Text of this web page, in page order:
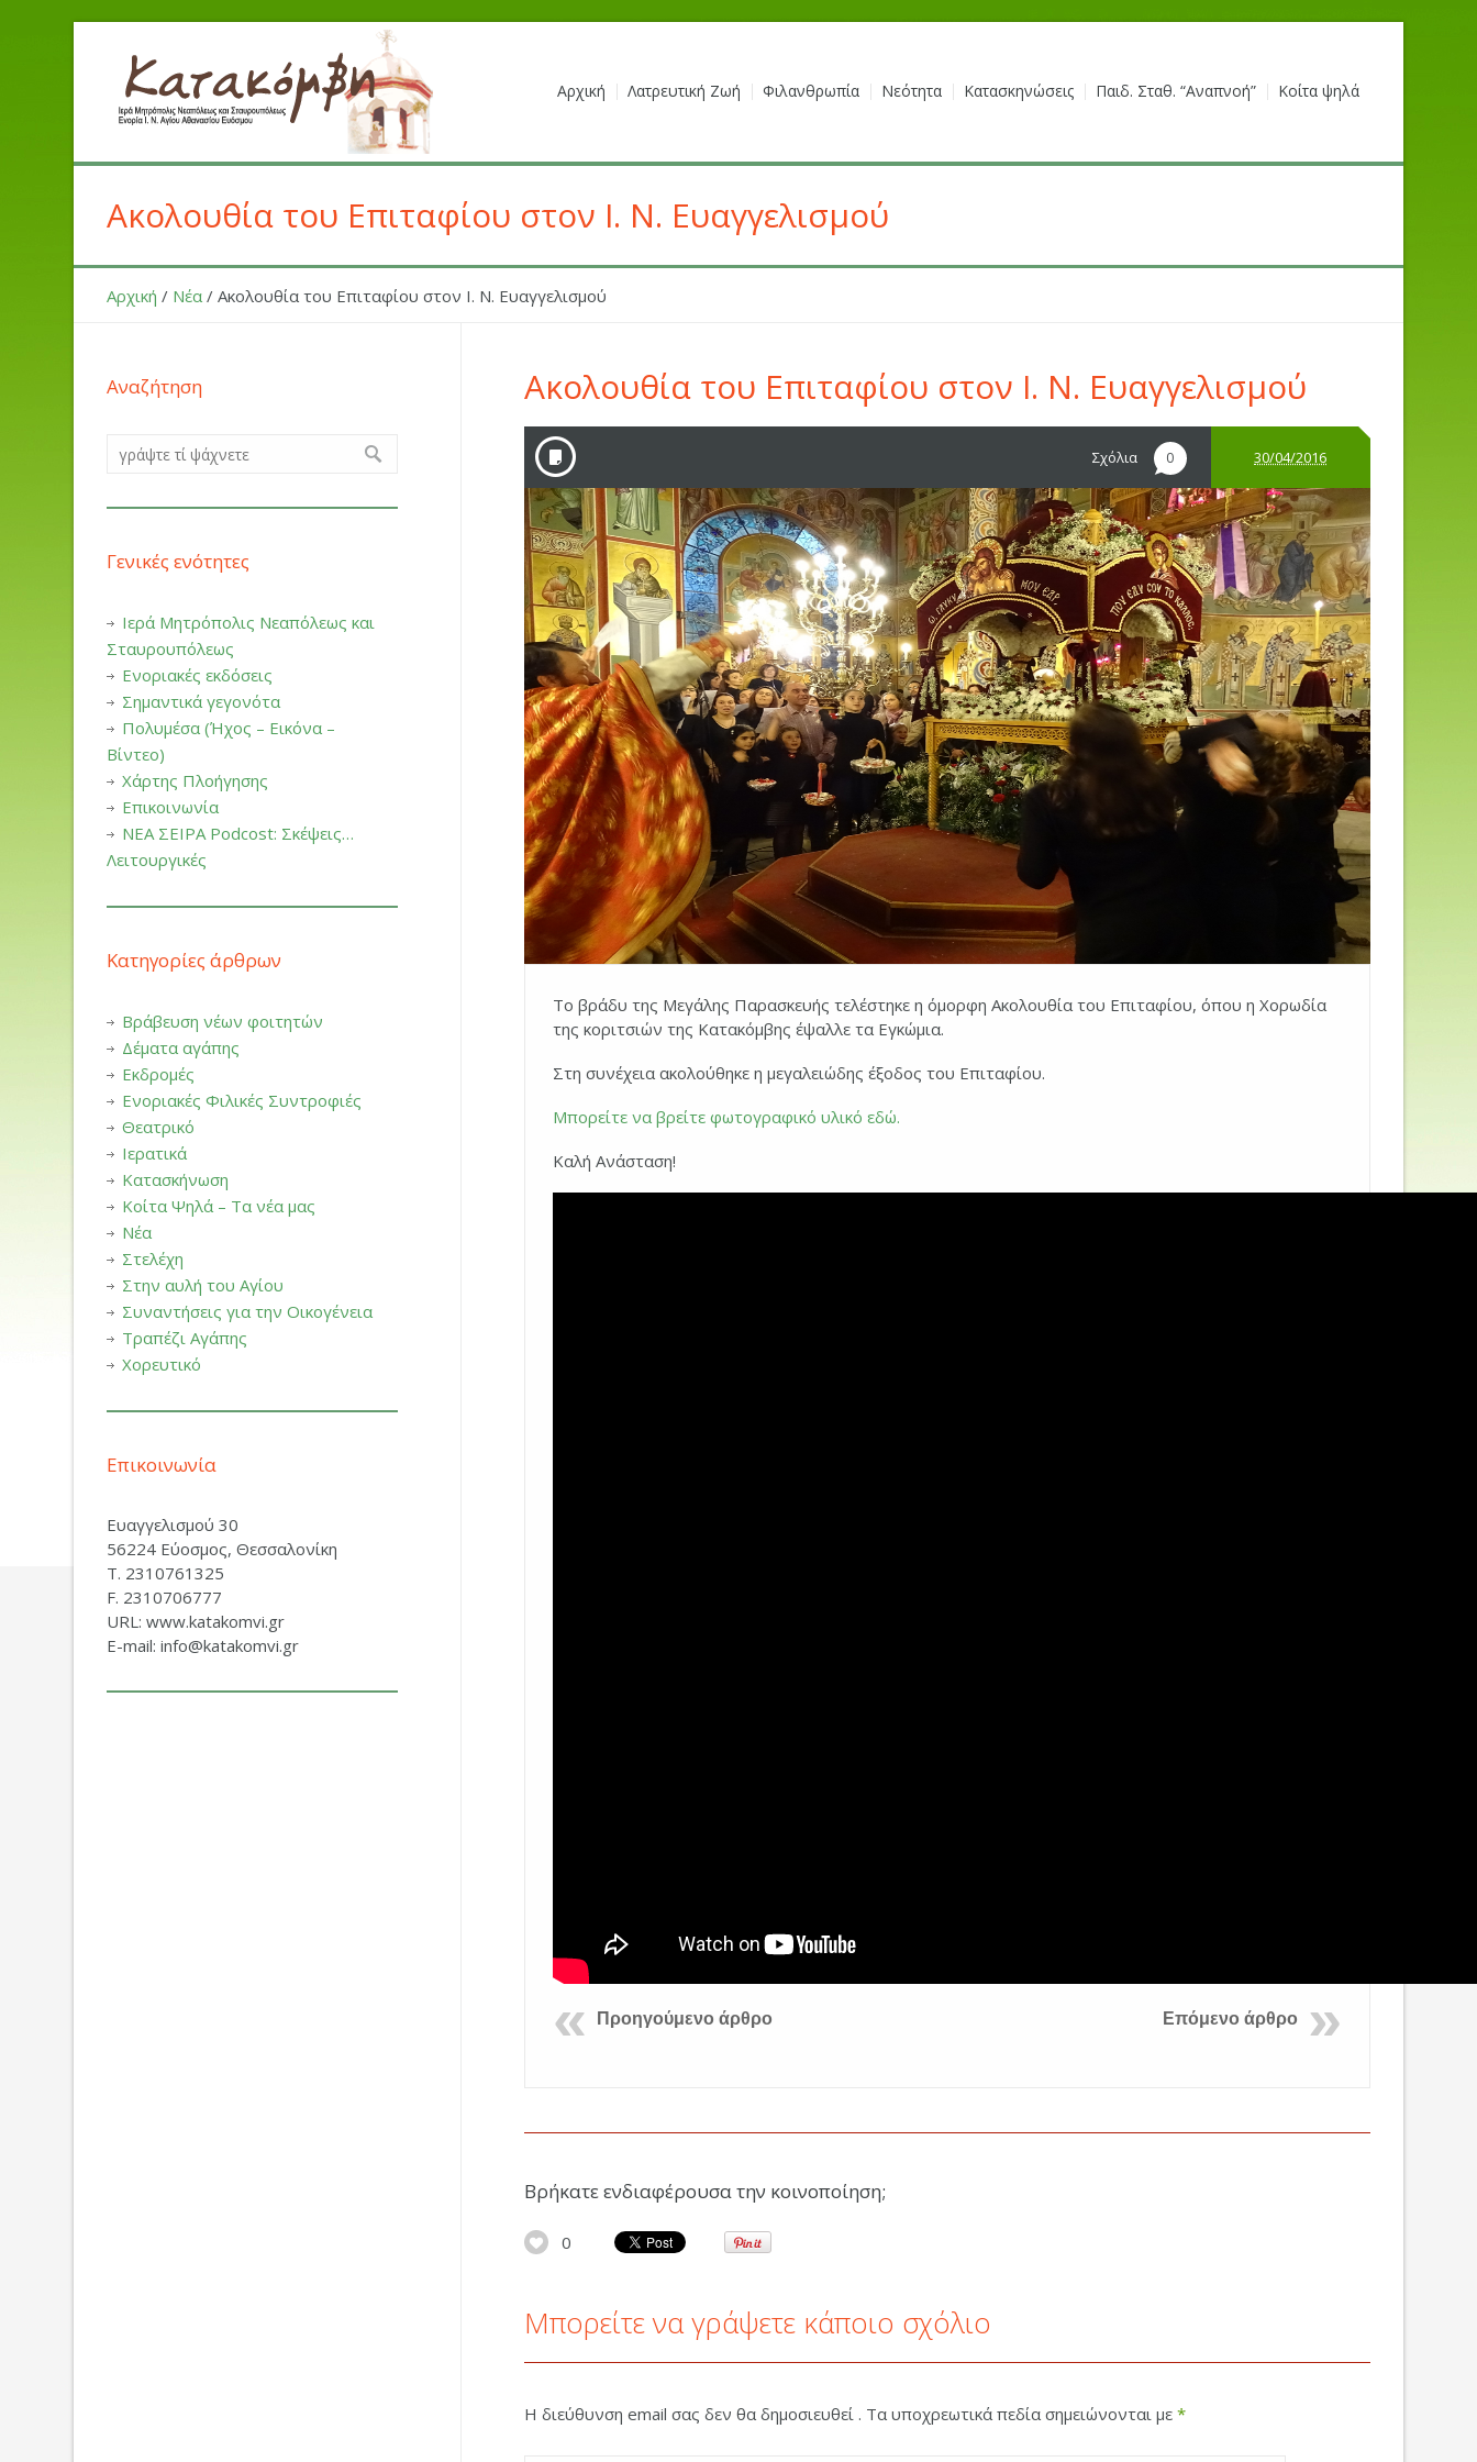
Αρχική Λατρευτική Ζωή Φιλανθρωπία Νεότητα Κατασκηνώσεις Παιδ. Σταθ. “Αναπνοή” Κοίτα ψηλά
Ακολουθία του Επιταφίου στον Ι. Ν. Ευαγγελισμού
Αρχική / Νέα /Ακολουθία του Επιταφίου στον Ι. Ν. Ευαγγελισμού
Ακολουθία του Επιταφίου στον Ι. Ν. Ευαγγελισμού
Σχόλια 0 30/04/2016
Το βράδυ της Μεγάλης Παρασκευής τελέστηκε η όμορφη Ακολουθία του Επιταφίου, όπου η Χορωδία
της κοριτσιών της Κατακόμβης έψαλλε τα Εγκώμια.
Στη συνέχεια ακολούθηκε η μεγαλειώδης έξοδος του Επιταφίου.
Μπορείτε να βρείτε φωτογραφικό υλικό εδώ.
Καλή Ανάσταση!
Προηγούμενο άρθρο Επόμενο άρθρο
Βρήκατε ενδιαφέρουσα την κοινοποίηση;
0
Μπορείτε να γράψετε κάποιο σχόλιο
Η διεύθυνση email σας δεν θα δημοσιευθεί . Τα υποχρεωτικά πεδία σημειώνονται με *
Αναζήτηση
Γενικές ενότητες
Ιερά Μητρόπολις Νεαπόλεως και
Σταυρουπόλεως
Ενοριακές εκδόσεις
Σημαντικά γεγονότα
Πολυμέσα (Ήχος – Εικόνα –
Βίντεο)
Χάρτης Πλοήγησης
Επικοινωνία
ΝΕΑ ΣΕΙΡΑ Podcost: Σκέψεις…
Λειτουργικές
Κατηγορίες άρθρων
Βράβευση νέων φοιτητών
Δέματα αγάπης
Εκδρομές
Ενοριακές Φιλικές Συντροφιές
Θεατρικό
Ιερατικά
Κατασκήνωση
Κοίτα Ψηλά – Τα νέα μας
Νέα
Στελέχη
Στην αυλή του Αγίου
Συναντήσεις για την Οικογένεια
Τραπέζι Αγάπης
Χορευτικό
Επικοινωνία
Ευαγγελισμού 30
56224 Εύοσμος, Θεσσαλονίκη
Τ. 2310761325
F. 2310706777
URL: www.katakomvi.gr
E-mail: info@katakomvi.gr